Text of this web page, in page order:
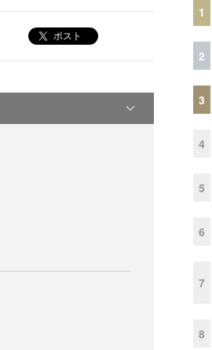
ポスト
1
2
3
4
5
6
7
8